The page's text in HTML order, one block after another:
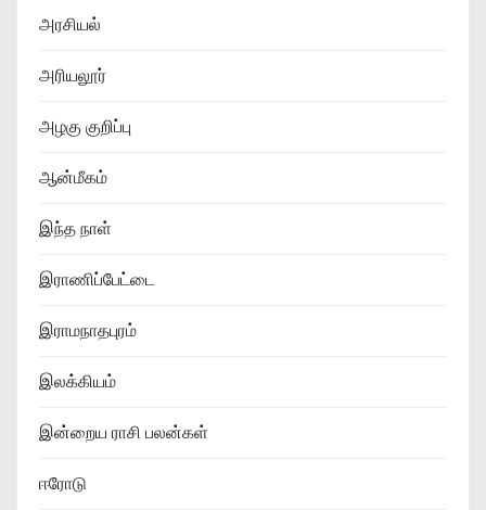
அரசியல்
அரியலூர்
அழகு குறிப்பு
ஆன்மீகம்
இந்த நாள்
இராணிப்பேட்டை
இராமநாதபுரம்
இலக்கியம்
இன்றைய ராசி பலன்கள்
ஈரோடு